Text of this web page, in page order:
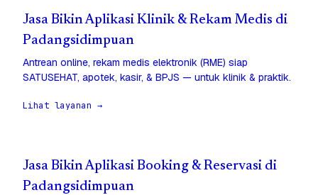
Jasa Bikin Aplikasi Klinik & Rekam Medis di
Padangsidimpuan
Antrean online, rekam medis elektronik (RME) siap
SATUSEHAT, apotek, kasir, & BPJS — untuk klinik & praktik.
Lihat layanan →
Jasa Bikin Aplikasi Booking & Reservasi di
Padangsidimpuan